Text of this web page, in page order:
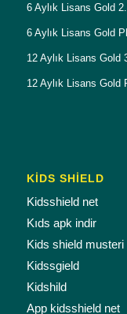
6 Aylık Lisans Gold
6 Aylık Lisans Gold
12 Aylık Lisans Gold
12 Aylık Lisans Gold
KİDS SHİELD
Kidsshield net
Kıds apk indir
Kids shield musteri
Kidssgield
Kidshild
App kidsshield net